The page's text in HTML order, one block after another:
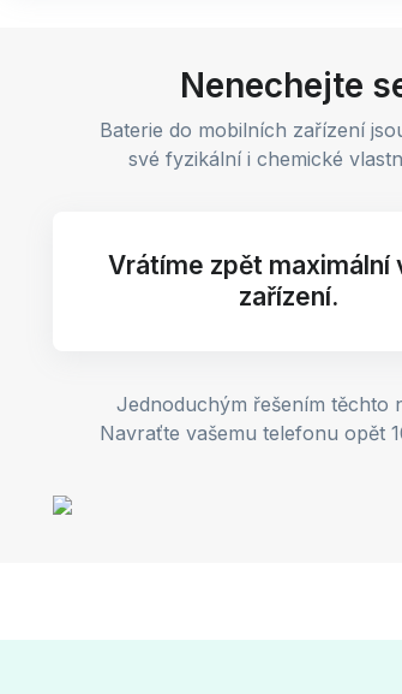
Nenechejte
Baterie do mobilních zařízení
své fyzikální i chemické
Vrátíme zpět maximální
zařízení.
Jednoduchým řešením těchto
Navraťte vašemu telefonu opět